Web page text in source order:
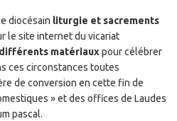
diocésain liturgie et sacrements
le site internet du vicariat
différents matériauxpour célébrer
ces circonstances toutes
de conversion en cette fin de
» et des offices de Laudes
pascal.